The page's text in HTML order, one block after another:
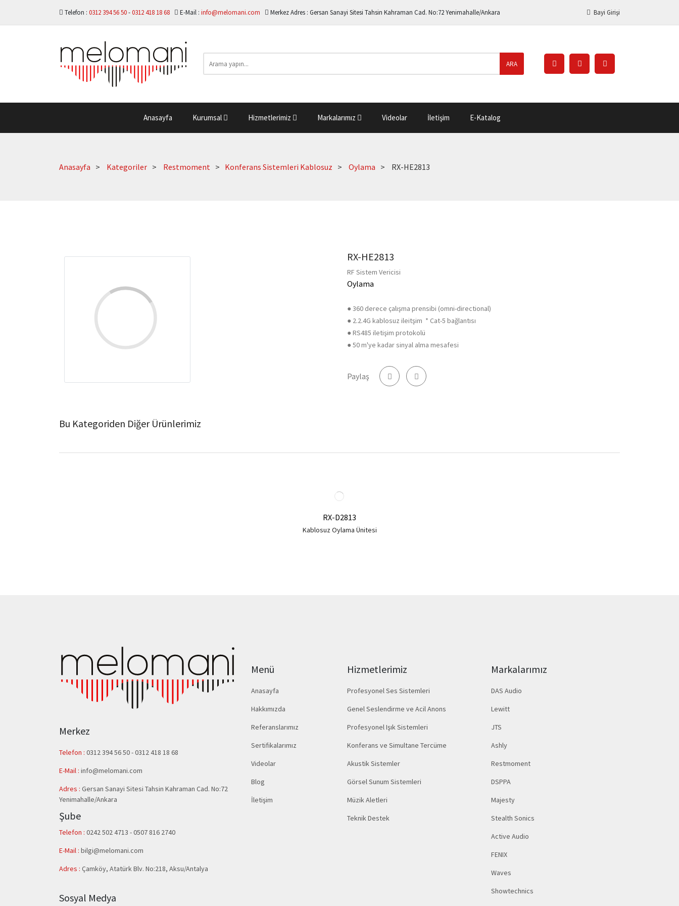
Telefon : 0312 394 56 50-0312 418 18 68 E-Mail : info@melomani.com Merkez Adres : Gersan Sanayi Sitesi Tahsin Kahraman Cad. No:72 Yenimahalle/Ankara Bayi Girişi
ARA
Anasayfa Kurumsal Hizmetlerimiz Markalarımız Videolar İletişim E-Katalog
Anasayfa Kategoriler Restmoment Konferans Sistemleri Kablosuz Oylama RX-HE2813
RX-HE2813
RF Sistem Vericisi
Oylama
● 360 derece çalışma prensibi (omni-directional)
● 2.2.4G kablosuz ileitşim * Cat-5 bağlantısı
● RS485 iletişim protokolü
● 50 m'ye kadar sinyal alma mesafesi
Paylaş
Bu Kategoriden Diğer Ürünlerimiz
RX-D2813
Kablosuz Oylama Ünitesi
Merkez
Telefon : 0312 394 56 50-0312 418 18 68
E-Mail : info@melomani.com
Adres : Gersan Sanayi Sitesi Tahsin Kahraman Cad. No:72
Yenimahalle/Ankara
Şube
Telefon : 0242 502 4713 - 0507 816 2740
E-Mail : bilgi@melomani.com
Adres : Çamköy, Atatürk Blv. No:218, Aksu/Antalya
Sosyal Medya
Menü
Anasayfa
Hakkımızda
Referanslarımız
Sertifikalarımız
Videolar
Blog
İletişim
Hizmetlerimiz
Profesyonel Ses Sistemleri
Genel Seslendirme ve Acil Anons
Profesyonel Işık Sistemleri
Konferans ve Simultane Tercüme
Akustik Sistemler
Görsel Sunum Sistemleri
Müzik Aletleri
Teknik Destek
Markalarımız
DAS Audio
Lewitt
JTS
Ashly
Restmoment
DSPPA
Majesty
Stealth Sonics
Active Audio
FENIX
Waves
Showtechnics